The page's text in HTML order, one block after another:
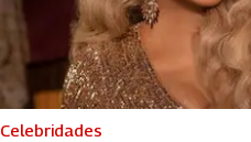
Celebridades